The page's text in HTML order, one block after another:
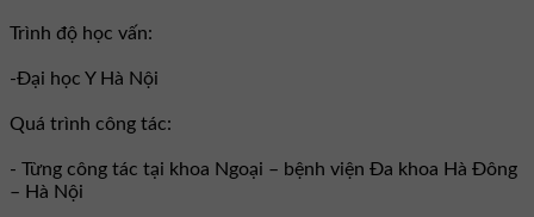
Trình độ học vấn:
-Đại học Y Hà Nội
Quá trình công tác:
- Từng công tác tại khoa Ngoại – bệnh viện Đa khoa Hà Đông
– Hà Nội